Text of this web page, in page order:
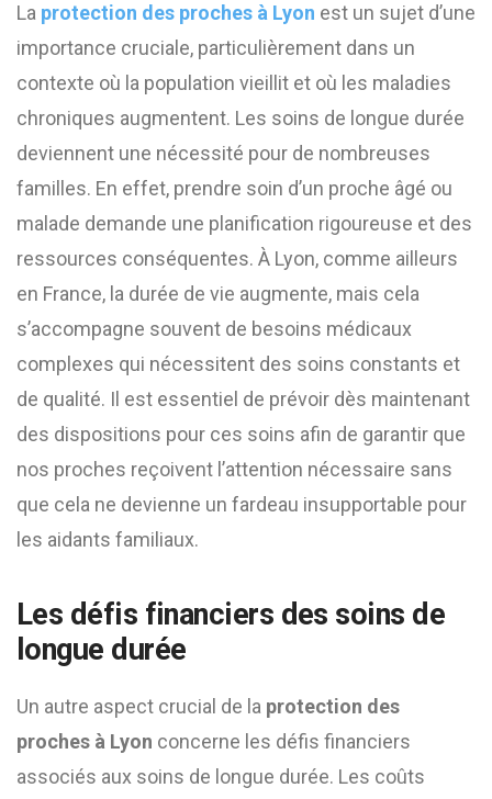
La protection des proches à Lyon est un sujet d’une
importance cruciale, particulièrement dans un
contexte où la population vieillit et où les maladies
chroniques augmentent. Les soins de longue durée
deviennent une nécessité pour de nombreuses
familles. En effet, prendre soin d’un proche âgé ou
malade demande une planification rigoureuse et des
ressources conséquentes. À Lyon, comme ailleurs
en France, la durée de vie augmente, mais cela
s’accompagne souvent de besoins médicaux
complexes qui nécessitent des soins constants et
de qualité. Il est essentiel de prévoir dès maintenant
des dispositions pour ces soins afin de garantir que
nos proches reçoivent l’attention nécessaire sans
que cela ne devienne un fardeau insupportable pour
les aidants familiaux.
Les défis financiers des soins de
longue durée
Un autre aspect crucial de la protection des
proches à Lyon concerne les défis financiers
associés aux soins de longue durée. Les coûts